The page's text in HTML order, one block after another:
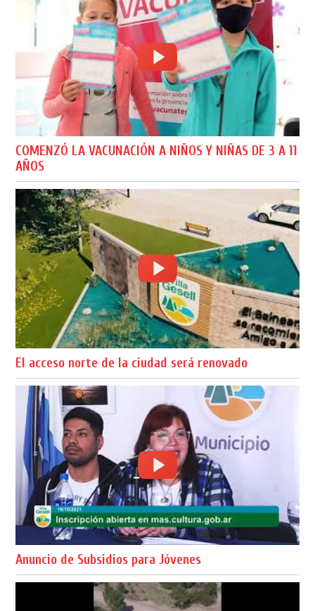
COMENZÓ LA VACUNACIÓN A NIÑOS Y NIÑAS DE 3 A 11
AÑOS
El acceso norte de la ciudad será renovado
Anuncio de Subsidios para Jóvenes